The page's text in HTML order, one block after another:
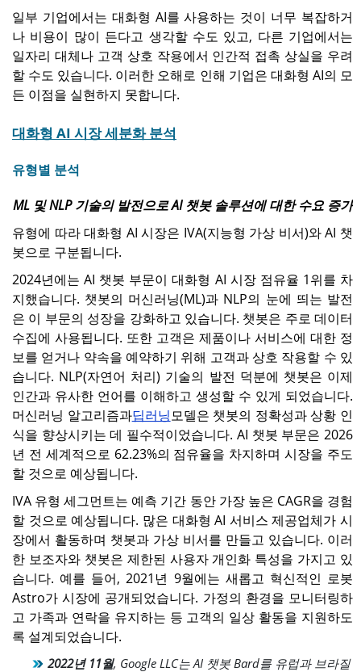
일부 기업에서는 대화형 AI를 사용하는 것이 너무 복잡하거
나 비용이 많이 든다고 생각할 수도 있고, 다른 기업에서는
일자리 대체나 고객 상호 작용에서 인간적 접촉 상실을 우려
할 수도 있습니다. 이러한 오해로 인해 기업은 대화형 AI의 모
든 이점을 실현하지 못합니다.
대화형 AI 시장 세분화 분석
유형별 분석
ML 및 NLP 기술의 발전으로 AI 챗봇 솔루션에 대한 수요 증가
유형에 따라 대화형 AI 시장은 IVA(지능형 가상 비서)와 AI 챗
봇으로 구분됩니다.
2024년에는 AI 챗봇 부문이 대화형 AI 시장 점유율 1위를 차
지했습니다. 챗봇의 머신러닝(ML)과 NLP의 눈에 띄는 발전
은 이 부문의 성장을 강화하고 있습니다. 챗봇은 주로 데이터
수집에 사용됩니다. 또한 고객은 제품이나 서비스에 대한 정
보를 얻거나 약속을 예약하기 위해 고객과 상호 작용할 수 있
습니다. NLP(자연어 처리) 기술의 발전 덕분에 챗봇은 이제
인간과 유사한 언어를 이해하고 생성할 수 있게 되었습니다.
머신러닝 알고리즘과딥러닝모델은 챗봇의 정확성과 상황 인
식을 향상시키는 데 필수적이었습니다. AI 챗봇 부문은 2026
년 전 세계적으로 62.23%의 점유율을 차지하며 시장을 주도
할 것으로 예상됩니다.
IVA 유형 세그먼트는 예측 기간 동안 가장 높은 CAGR을 경험
할 것으로 예상됩니다. 많은 대화형 AI 서비스 제공업체가 시
장에서 활동하며 챗봇과 가상 비서를 만들고 있습니다. 이러
한 보조자와 챗봇은 제한된 사용자 개인화 특성을 가지고 있
습니다. 예를 들어, 2021년 9월에는 새롭고 혁신적인 로봇
Astro가 시장에 공개되었습니다. 가정의 환경을 모니터링하
고 가족과 연락을 유지하는 등 고객의 일상 활동을 지원하도
록 설계되었습니다.
2022년 11월, Google LLC는 AI 챗봇 Bard를 유럽과 브라질